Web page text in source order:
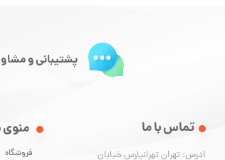
فروشگاه
تماس با ما
آدرس: تهران تهرانپارس خیابان
پشتیبانی و